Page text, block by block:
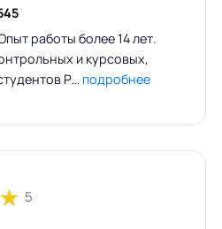
работы более 14 лет.
и курсовых,
Р… подробнее
★ 5